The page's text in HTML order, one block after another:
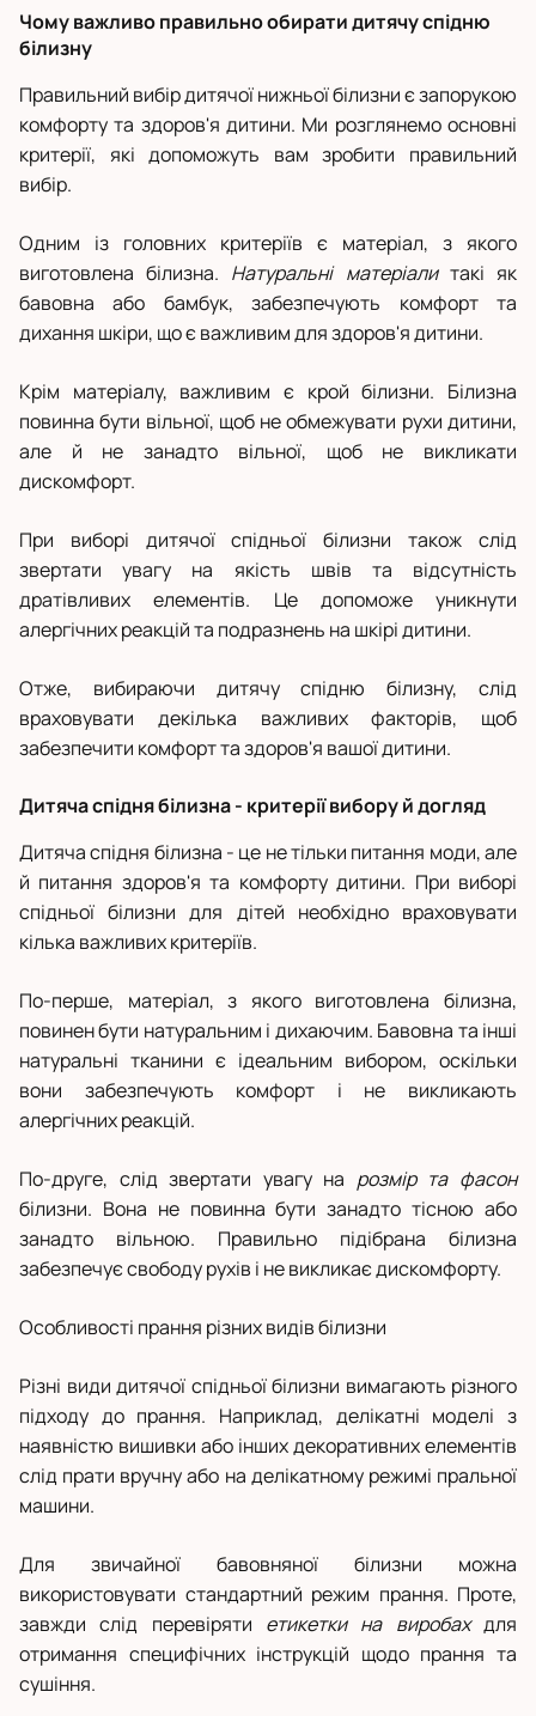
Чому важливо правильно обирати дитячу спідню
білизну
Правильний вибір дитячої нижньої білизни є запорукою
комфорту та здоров'я дитини. Ми розглянемо основні
критерії, які допоможуть вам зробити правильний
вибір.
Одним із головних критеріїв є матеріал, з якого
виготовлена білизна. Натуральні матеріалитакі як
бавовна або бамбук, забезпечують комфорт та
дихання шкіри, що є важливим для здоров'я дитини.
Крім матеріалу, важливим є крой білизни. Білизна
повинна бути вільної, щоб не обмежувати рухи дитини,
але й не занадто вільної, щоб не викликати
дискомфорт.
При виборі дитячої спідньої білизни також слід
звертати увагу на якість швів та відсутність
дратівливих елементів. Це допоможе уникнути
алергічних реакцій та подразнень на шкірі дитини.
Отже, вибираючи дитячу спідню білизну, слід
враховувати декілька важливих факторів, щоб
забезпечити комфорт та здоров'я вашої дитини.
Дитяча спідня білизна - критерії вибору й догляд
Дитяча спідня білизна - це не тільки питання моди, але
й питання здоров'я та комфорту дитини. При виборі
спідньої білизни для дітей необхідно враховувати
кілька важливих критеріїв.
По-перше, матеріал, з якого виготовлена білизна,
повинен бути натуральним і дихаючим. Бавовна та інші
натуральні тканини є ідеальним вибором, оскільки
вони забезпечують комфорт і не викликають
алергічних реакцій.
По-друге, слід звертати увагу на розмір та фасон
білизни. Вона не повинна бути занадто тісною або
занадто вільною. Правильно підібрана білизна
забезпечує свободу рухів і не викликає дискомфорту.
Особливості прання різних видів білизни
Різні види дитячої спідньої білизни вимагають різного
підходу до прання. Наприклад, делікатні моделі з
наявністю вишивки або інших декоративних елементів
слід прати вручну або на делікатному режимі пральної
машини.
Для звичайної бавовняної білизни можна
використовувати стандартний режим прання. Проте,
завжди слід перевіряти етикетки на виробахдля
отримання специфічних інструкцій щодо прання та
сушіння.